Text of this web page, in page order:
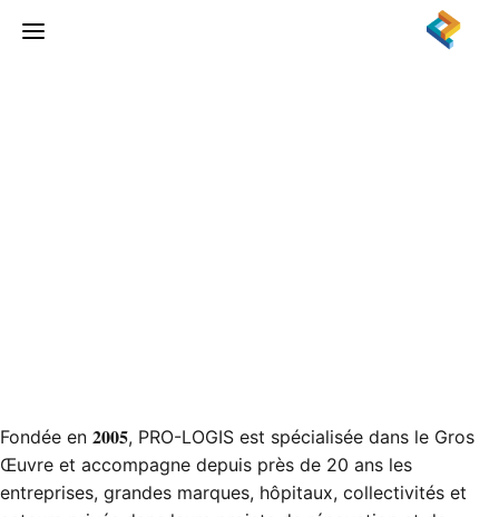
Fondée en 𝟐𝟎𝟎𝟓, PRO-LOGIS est spécialisée dans le Gros
Œuvre et accompagne depuis près de 20 ans les
entreprises, grandes marques, hôpitaux, collectivités et